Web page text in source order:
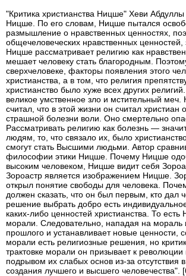
"Критика христианства Ницше" Хеви
Ницше. По его словам, Ницше пытался
размышление о нравственных ценностях,
общечеловеческих нравственных ценностей,
Ницше рассматривает религию как
мешает человеку стать благородным.
сверхчеловеке, факторы появления этого
христианства, а в том, что религия
христианство было хуже всех других
великое умственное зло и мстительный
считал, что в этой жизни он считал
страшной болезни воли. Оно смертельно
Рассматривать религию как болезнь —
людям, то, что связало их, было
смогут стать Высшими людьми. Автор
философии этики Ницше. Почему Ницше
высоким человеком, Ницше видит себя
Зороастр является изображением Ницше.
открыл понятие свободы для человека.
должен сказать, что он был первым, кто дал
решение выбрать добро есть
каких-либо ценностей христианства. То
морали. Следовательно, нападая на
прошлого и устанавливает новые
морали есть религиозные решения, но
трактовке морали он призывает к
подрывом их слабых основ из-за отсутствия
создания лучшего и высшего человечества".